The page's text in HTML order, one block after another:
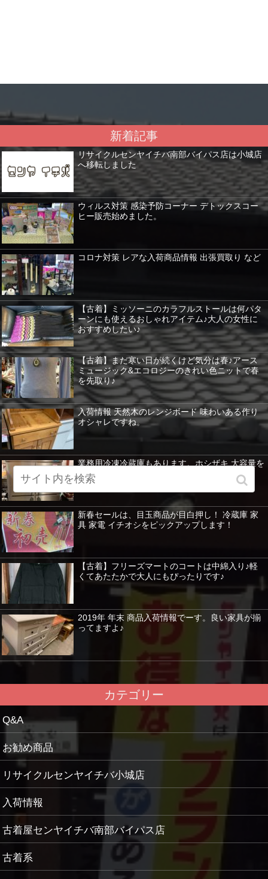
新着記事
リサイクルセンヤイチバ南部バイパス店は小城店
へ移転しました
ウィルス対策 感染予防コーナー デトックスコー
ヒー販売始めました。
コロナ対策 レアな入荷商品情報 出張買取り など
【古着】ミッソーニのカラフルストールは何パタ
ーンにも使えるおしゃれアイテム♪大人の女性に
おすすめしたい♪
【古着】まだ寒い日が続くけど気分は春♪アース
ミュージック&エコロジーのきれい色ニットで春
を先取り♪
入荷情報 天然木のレンジボード 味わいある作り
オシャレですね。
業務用冷凍冷蔵庫もあります。ホシザキ 大容量を
紹介 暖房器具など特価！
新春セールは、目玉商品が目白押し！ 冷蔵庫 家
具 家電 イチオシをピックアップします！
【古着】フリーズマートのコートは中綿入り♪軽
くてあたたかで大人にもぴったりです♪
2019年 年末 商品入荷情報でーす。良い家具が揃
ってますよ♪
カテゴリー
Q&A
お勧め商品
リサイクルセンヤイチバ小城店
入荷情報
古着屋センヤイチバ南部バイパス店
古着系